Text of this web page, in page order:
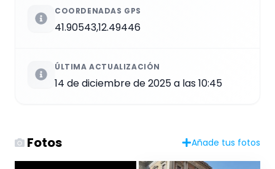
COORDENADAS GPS
41.90543,12.49446
ÚLTIMA ACTUALIZACIÓN
14 de diciembre de 2025 a las 10:45
Fotos Añade tus fotos